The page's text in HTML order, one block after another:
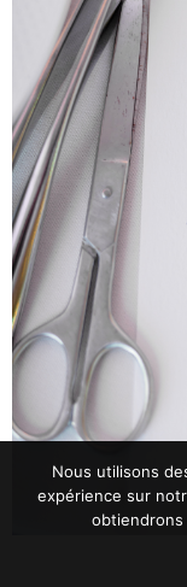
Nous utilisons
expérience sur